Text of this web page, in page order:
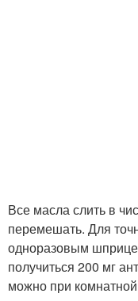
Все масла слить в
перемешать. Для
одноразовым
получиться 200 мг
можно при